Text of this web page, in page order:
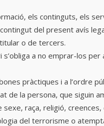
els continguts, els
del present avís
o de tercers.
a no emprar-los
pràctiques i a l’ordre
de la persona, que siguin
raça, religió, creences,
del terrorisme o